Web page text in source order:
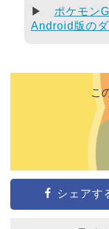
▶ ポケモン
Android版の
こ
シェアす